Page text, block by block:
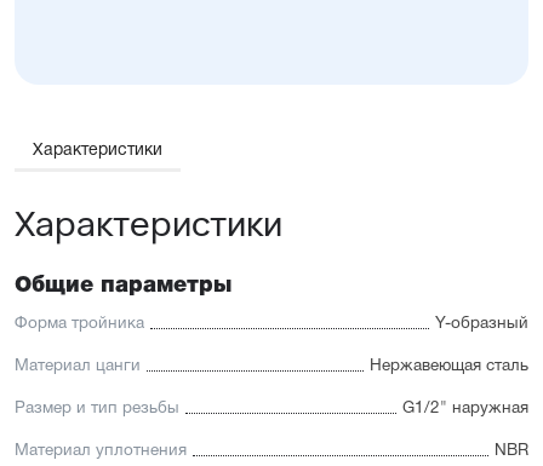
Характеристики
Характеристики
Общие параметры
Форма тройника Y-образный
Материал цанги Нержавеющая сталь
Размер и тип резьбы G1/2" наружная
Материал уплотнения NBR